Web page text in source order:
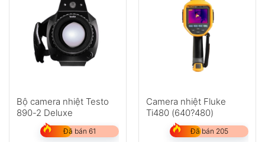
Bộ camera nhiệt Testo
890-2 Deluxe
Đã bán 61
Camera nhiệt Fluke
Ti480 (640?480)
Đã bán 205